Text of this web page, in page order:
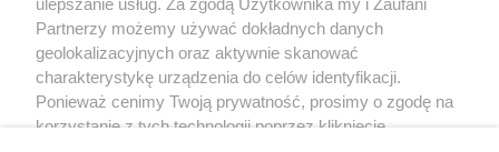
O nas
ulepszanie usług. Za zgodą Użytkownika my i Zaufani
Partnerzy możemy używać dokładnych danych
geolokalizacyjnych oraz aktywnie skanować
charakterystykę urządzenia do celów identyfikacji.
Ponieważ cenimy Twoją prywatność, prosimy o zgodę na
korzystanie z tych technologii poprzez kliknięcie